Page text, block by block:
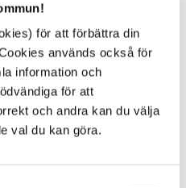
för att förbättra din
används också för
information och
för att
och andra kan du välja
val du kan göra.
bokningslänk
telefon, e-post till
du här